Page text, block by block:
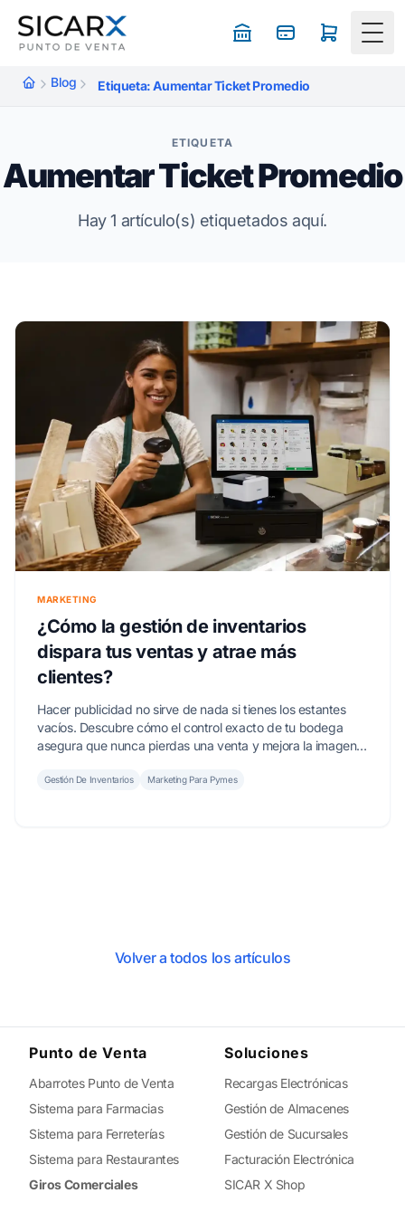
Blog Etiqueta: Aumentar Ticket Promedio
ETIQUETA
Aumentar Ticket Promedio
Hay 1 artículo(s) etiquetados aquí.
MARKETING
¿Cómo la gestión de inventarios
dispara tus ventas y atrae más
clientes?
Hacer publicidad no sirve de nada si tienes los estantes
vacíos. Descubre cómo el control exacto de tu bodega
asegura que nunca pierdas una venta y mejora la imagen
Gestión De Inventarios Marketing Para Pymes
Volver a todos los artículos
Punto de Venta
Abarrotes Punto de Venta
Sistema para Farmacias
Sistema para Ferreterías
Sistema para Restaurantes
Giros Comerciales
Soluciones
Recargas Electrónicas
Gestión de Almacenes
Gestión de Sucursales
Facturación Electrónica
SICAR X Shop